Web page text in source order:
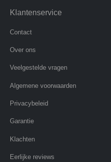
Klantenservice
Contact
Over ons
Veelgestelde vragen
Algemene voorwaarden
Privacybeleid
Garantie
Klachten
Eerlijke reviews